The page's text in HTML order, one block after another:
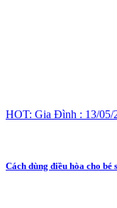
HOT: Gia Đình : 13/05/
Cách dùng điều hòa cho bé